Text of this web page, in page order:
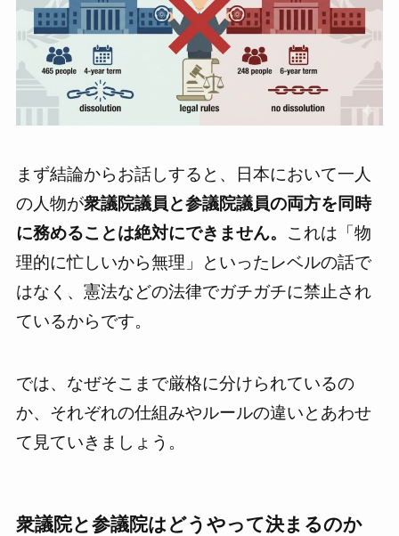
まず結論からお話しすると、日本において一人
の人物が衆議院議員と参議院議員の両方を同時
に務めることは絶対にできません。 これは「物
理的に忙しいから無理」といったレベルの話で
はなく、憲法などの法律でガチガチに禁止され
ているからです。
では、なぜそこまで厳格に分けられているの
か、それぞれの仕組みやルールの違いとあわせ
て見ていきましょう。
衆議院と参議院はどうやって決まるのか